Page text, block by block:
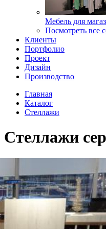
Мебель для
Посмотреть все
Клиенты
Портфолио
Проект
Дизайн
Производство
Главная
Каталог
Стеллажи
Стеллажи